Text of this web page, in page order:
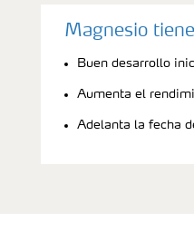
Magnesio
Buen desarrollo
Aumenta el
Adelanta la fecha